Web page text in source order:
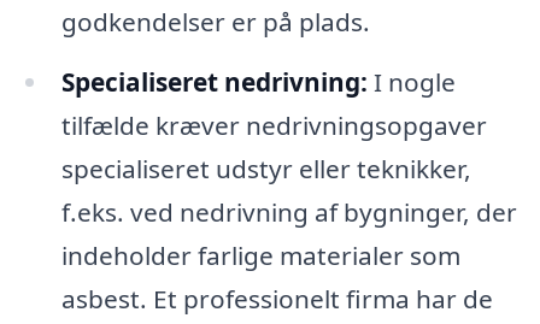
godkendelser er på plads.
Specialiseret nedrivning: I nogle
tilfælde kræver nedrivningsopgaver
specialiseret udstyr eller teknikker,
f.eks. ved nedrivning af bygninger, der
indeholder farlige materialer som
asbest. Et professionelt firma har de